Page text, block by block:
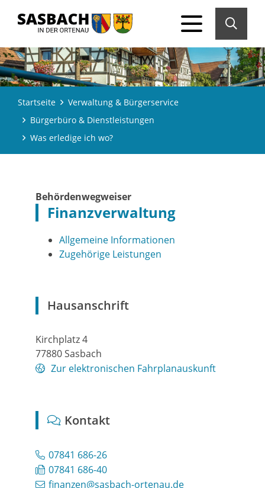
Startseite
Verwaltung & Bürgerservice
Bürgerbüro & Dienstleistungen
Was erledige ich wo?
Behördenwegweiser
Finanzverwaltung
Allgemeine Informationen
Zugehörige Leistungen
Hausanschrift
Kirchplatz 4
77880Sasbach
Zur elektronischen Fahrplanauskunft
Kontakt
07841 686-26
07841 686-40
finanzen@sasbach-ortenau.de